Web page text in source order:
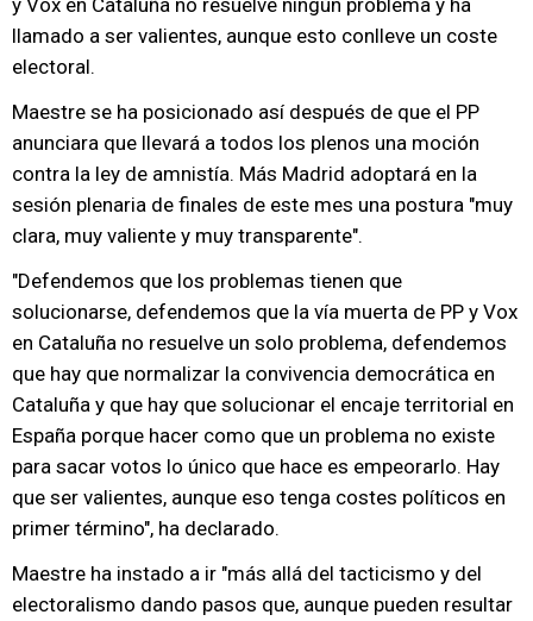
y Vox en Cataluña no resuelve ningún problema y ha
llamado a ser valientes, aunque esto conlleve un coste
electoral.
Maestre se ha posicionado así después de que el PP
anunciara que llevará a todos los plenos una moción
contra la ley de amnistía. Más Madrid adoptará en la
sesión plenaria de finales de este mes una postura "muy
clara, muy valiente y muy transparente".
"Defendemos que los problemas tienen que
solucionarse, defendemos que la vía muerta de PP y Vox
en Cataluña no resuelve un solo problema, defendemos
que hay que normalizar la convivencia democrática en
Cataluña y que hay que solucionar el encaje territorial en
España porque hacer como que un problema no existe
para sacar votos lo único que hace es empeorarlo. Hay
que ser valientes, aunque eso tenga costes políticos en
primer término", ha declarado.
Maestre ha instado a ir "más allá del tacticismo y del
electoralismo dando pasos que, aunque pueden resultar